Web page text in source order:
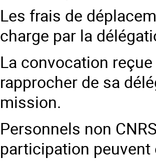
Les frais de
charge par la
La convocation
rapprocher de sa
mission.
Personnels non
participation